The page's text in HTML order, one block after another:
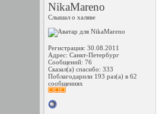
NikaMareno
Слышал о халяве
Регистрация: 30.08.2011
Адрес: Санкт-Петербург
Сообщений: 76
Сказал(а) спасибо: 333
Поблагодарили 193 раз(а) в 62
сообщениях